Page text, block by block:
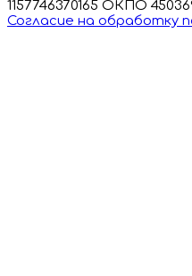
1157746370165 ОКПО
Согласие на обработку